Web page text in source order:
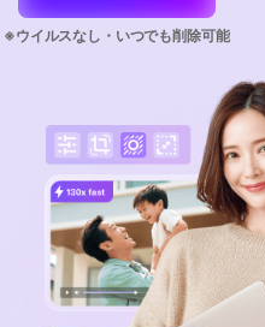
サポートセンター
バージョン履歴
search